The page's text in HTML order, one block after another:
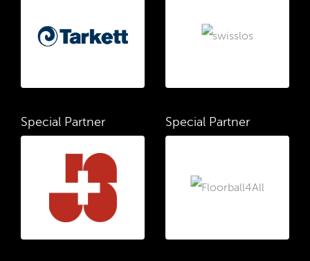
Special Partner Special Partner